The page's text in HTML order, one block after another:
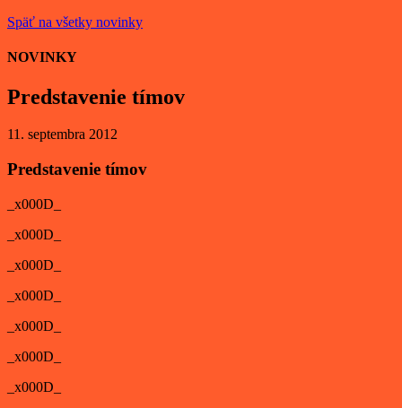
Späť na všetky novinky
NOVINKY
Predstavenie tímov
11. septembra 2012
Predstavenie tímov
_x000D_
_x000D_
_x000D_
_x000D_
_x000D_
_x000D_
_x000D_